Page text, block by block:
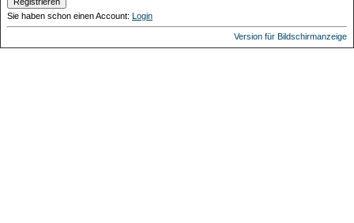
Sie haben schon einen Account: Login
Version für Bildschirmanzeige